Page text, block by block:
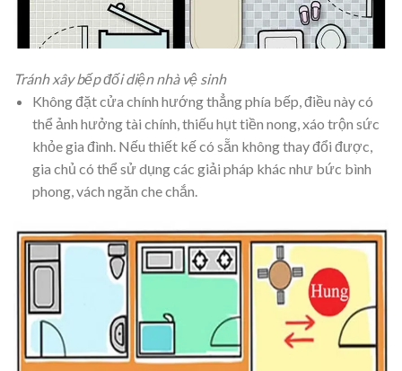
Tránh xây bếp đối diện nhà vệ sinh
Không đặt cửa chính hướng thẳng phía bếp, điều này có
thể ảnh hưởng tài chính, thiếu hụt tiền nong, xáo trộn sức
khỏe gia đình. Nếu thiết kế có sẵn không thay đổi được,
gia chủ có thể sử dụng các giải pháp khác như bức bình
phong, vách ngăn che chắn.